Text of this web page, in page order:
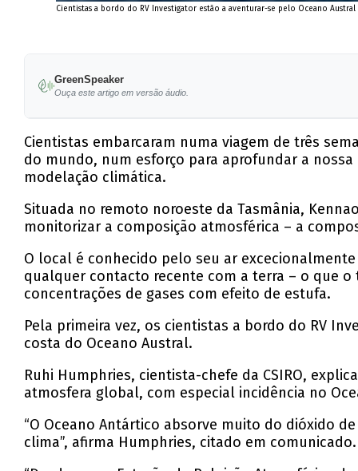
Cientistas a bordo do RV Investigator estão a aventurar-se pelo Oceano
GreenSpeaker
Ouça este artigo em versão áudio.
Cientistas embarcaram numa viagem de três
do mundo, num esforço para aprofundar a
modelação climática.
Situada no remoto noroeste da Tasmânia,
monitorizar a composição atmosférica – a
O local é conhecido pelo seu ar
qualquer contacto recente com a terra – o que
concentrações de gases com efeito de estufa.
Pela primeira vez, os cientistas a bordo do RV
costa do Oceano Austral.
Ruhi Humphries, cientista-chefe da CSIRO,
atmosfera global, com especial incidência no
“O Oceano Antártico absorve muito do dióxido
clima”, afirma Humphries, citado em comunicado.